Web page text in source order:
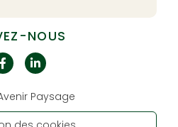
NOUS
Paysage